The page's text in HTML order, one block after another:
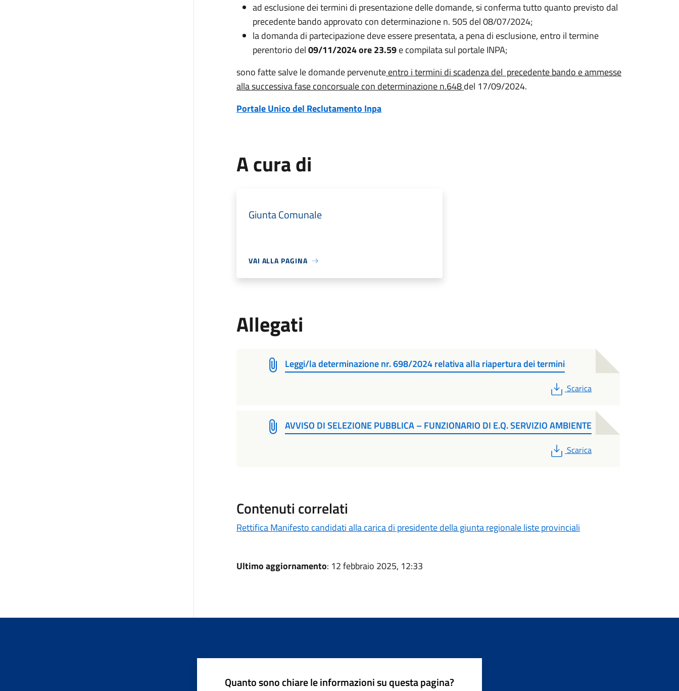
ad esclusione dei termini di presentazione delle domande, si conferma tutto quanto previsto dal
precedente bando approvato con determinazione n. 505 del 08/07/2024;
la domanda di partecipazione deve essere presentata, a pena di esclusione, entro il termine
perentorio del09/11/2024 ore 23.59e compilata sul portale INPA;
sono fatte salve le domande pervenuteentro i termini di scadenza del precedente bando e ammesse
alla successiva fase concorsuale con determinazione n.648del 17/09/2024.
Portale Unico del Reclutamento Inpa
A cura di
Giunta Comunale
VAI ALLA PAGINA
Allegati
Leggi/la determinazione nr. 698/2024 relativa alla riapertura dei termini
PDF
Scarica
AVVISO DI SELEZIONE PUBBLICA – FUNZIONARIO DI E.Q. SERVIZIO AMBIENTE
PDF
Scarica
Contenuti correlati
Rettifica Manifesto candidati alla carica di presidente della giunta regionale liste provinciali
Ultimo aggiornamento: 12 febbraio 2025, 12:33
Quanto sono chiare le informazioni su questa pagina?